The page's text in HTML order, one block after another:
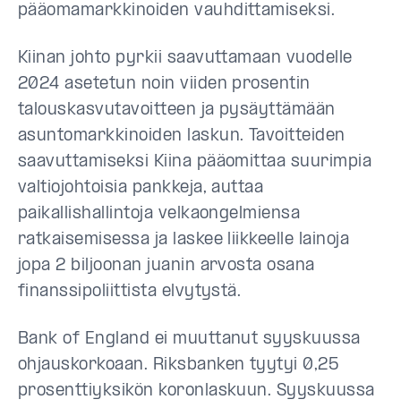
pääomamarkkinoiden vauhdittamiseksi.
Kiinan johto pyrkii saavuttamaan vuodelle
2024 asetetun noin viiden prosentin
talouskasvutavoitteen ja pysäyttämään
asuntomarkkinoiden laskun. Tavoitteiden
saavuttamiseksi Kiina pääomittaa suurimpia
valtiojohtoisia pankkeja, auttaa
paikallishallintoja velkaongelmiensa
ratkaisemisessa ja laskee liikkeelle lainoja
jopa 2 biljoonan juanin arvosta osana
finanssipoliittista elvytystä.
Bank of England ei muuttanut syyskuussa
ohjauskorkoaan. Riksbanken tyytyi 0,25
prosenttiyksikön koronlaskuun. Syyskuussa